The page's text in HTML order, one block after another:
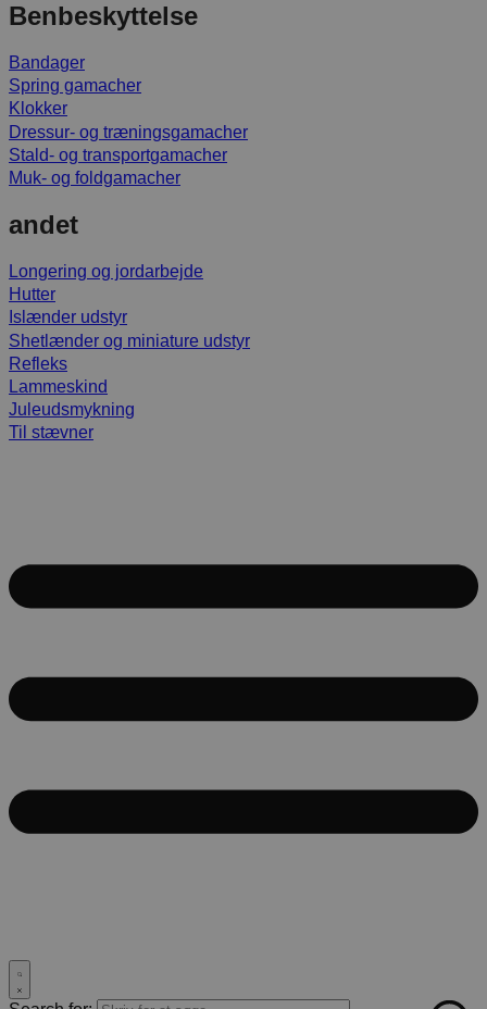
Benbeskyttelse
Bandager
Spring gamacher
Klokker
Dressur- og træningsgamacher
Stald- og transportgamacher
Muk- og foldgamacher
andet
Longering og jordarbejde
Hutter
Islænder udstyr
Shetlænder og miniature udstyr
Refleks
Lammeskind
Juleudsmykning
Til stævner